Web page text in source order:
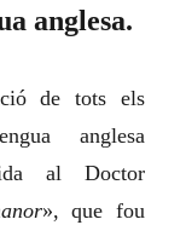
anglesa.
de tots els
anglesa
al Doctor
», que fou